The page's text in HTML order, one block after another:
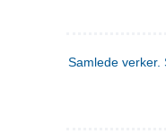
Samlede verker.